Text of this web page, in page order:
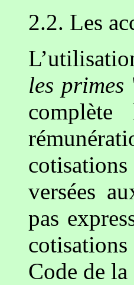
2.2. Les
les primes
versées
pas
Code de